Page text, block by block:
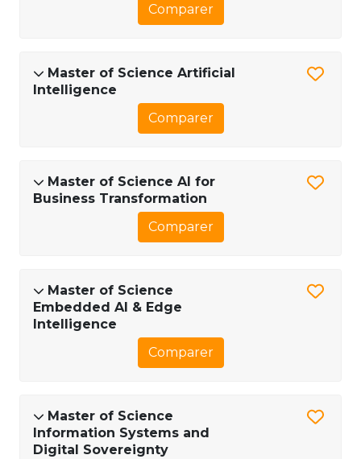
Comparer
Master of Science Artificial
Intelligence
Comparer
Master of Science AI for
Business Transformation
Comparer
Master of Science
Embedded AI & Edge
Intelligence
Comparer
Master of Science
Information Systems and
Digital Sovereignty